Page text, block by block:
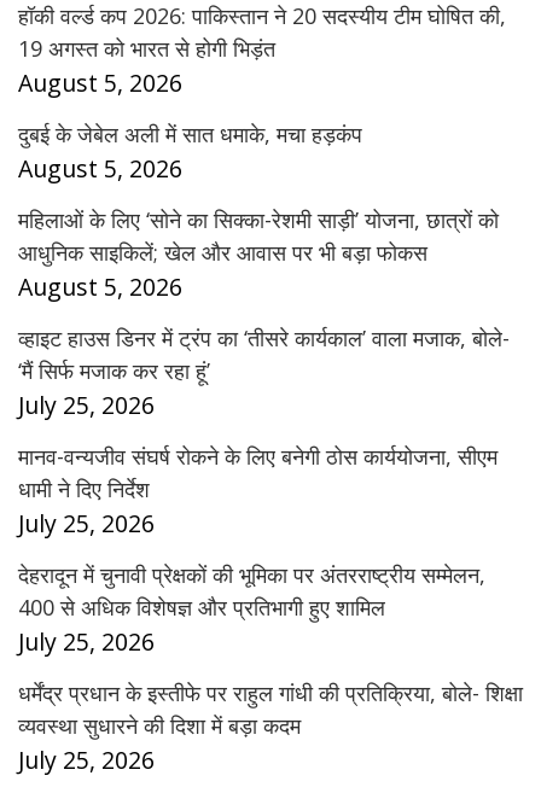
हॉकी वर्ल्ड कप 2026: पाकिस्तान ने 20 सदस्यीय टीम घोषित की,
19 अगस्त को भारत से होगी भिड़ंत
August 5, 2026
दुबई के जेबेल अली में सात धमाके, मचा हड़कंप
August 5, 2026
महिलाओं के लिए ‘सोने का सिक्का-रेशमी साड़ी’ योजना, छात्रों को
आधुनिक साइकिलें; खेल और आवास पर भी बड़ा फोकस
August 5, 2026
व्हाइट हाउस डिनर में ट्रंप का ‘तीसरे कार्यकाल’ वाला मजाक, बोले-
‘मैं सिर्फ मजाक कर रहा हूं’
July 25, 2026
मानव-वन्यजीव संघर्ष रोकने के लिए बनेगी ठोस कार्ययोजना, सीएम
धामी ने दिए निर्देश
July 25, 2026
देहरादून में चुनावी प्रेक्षकों की भूमिका पर अंतरराष्ट्रीय सम्मेलन,
400 से अधिक विशेषज्ञ और प्रतिभागी हुए शामिल
July 25, 2026
धर्मेंद्र प्रधान के इस्तीफे पर राहुल गांधी की प्रतिक्रिया, बोले- शिक्षा
व्यवस्था सुधारने की दिशा में बड़ा कदम
July 25, 2026